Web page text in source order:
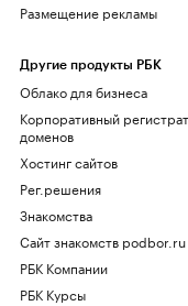
Размещение рекламы
Другие продукты РБК
Облако для бизнеса
Корпоративный
доменов
Хостинг сайтов
Рег.решения
Знакомства
Сайт знакомств podbor.ru
РБК Компании
РБК Курсы